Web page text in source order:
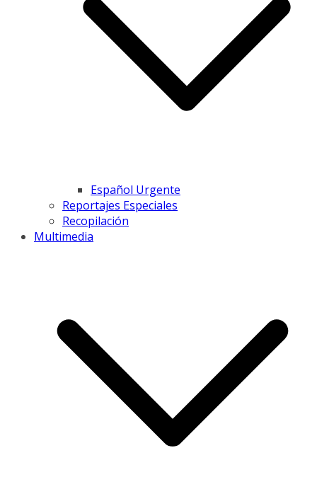
Español Urgente
Reportajes Especiales
Recopilación
Multimedia